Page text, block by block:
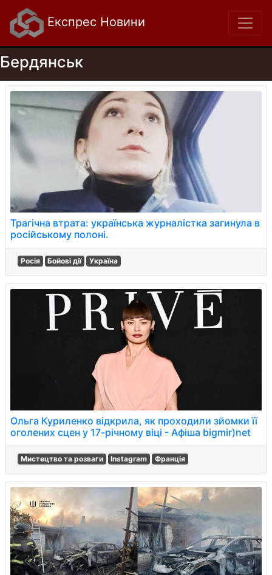
Експрес Новини
Бердянськ
Трагічна втрата: українська журналістка загинула в
російському полоні.
Росія Бойові дії Україна
Ольга Куриленко відкрила, як проходили зйомки її
оголених сцен у 17-річному віці - Афіша bigmir)net
Мистецтво та розваги Instagram Франція